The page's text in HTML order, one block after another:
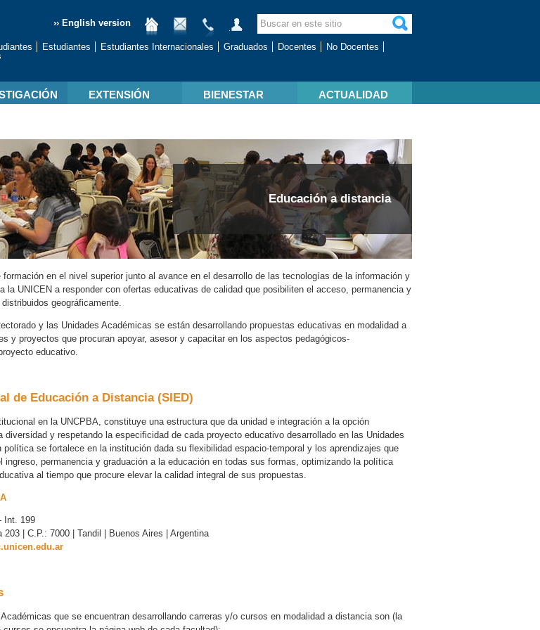
›› English version
Estudiantes Estudiantes Internacionales Graduados Docentes
No Docentes
EXTENSIÓN BIENESTAR ACTUALIDAD
Educación a distancia
formación en el nivel superior junto al avance en el desarrollo de las tecnologías de la información y
la UNICEN a responder con ofertas educativas de calidad que posibiliten el acceso, permanencia y
geográficamente.
y las Unidades Académicas se están desarrollando propuestas educativas en modalidad a
y proyectos que procuran apoyar, asesor y capacitar en los aspectos pedagógicos-
educativo.
de Educación a Distancia (SIED)
en la UNCPBA, constituye una estructura que da unidad e integración a la opción
diversidad y respetando la especificidad de cada proyecto educativo desarrollado en las Unidades
se fortalece en la institución dada su flexibilidad espacio-temporal y los aprendizajes que
ingreso, permanencia y graduación a la educación en todas sus formas, optimizando la política
al tiempo que procure elevar la calidad integral de sus propuestas.
Int. 199
| C.P.: 7000 | Tandil | Buenos Aires | Argentina
que se encuentran desarrollando carreras y/o cursos en modalidad a distancia son (la